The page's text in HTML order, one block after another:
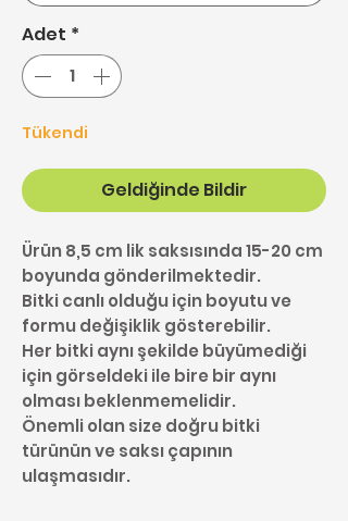
Adet *
Tükendi
Geldiğinde Bildir
Ürün 8,5 cm lik saksısında 15-20 cm
boyunda gönderilmektedir.
Bitki canlı olduğu için boyutu ve
formu değişiklik gösterebilir.
Her bitki aynı şekilde büyümediği
için görseldeki ile bire bir aynı
olması beklenmemelidir.
Önemli olan size doğru bitki
türünün ve saksı çapının
ulaşmasıdır.